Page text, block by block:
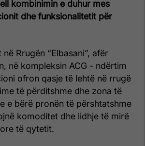
kombinimin e duhur mes
dhe funksionalitetit për
Rrugën “Elbasani”, afër
në kompleksin ACG - ndërtim
ofron qasje të lehtë në rrugë
të përditshme dhe zona të
e bërë pronën të përshtatshme
komoditet dhe lidhje të mirë
të qytetit.